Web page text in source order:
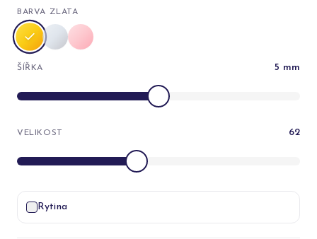
BARVA ZLATA
ŠÍŘKA 5 mm
VELIKOST 62
Rytina